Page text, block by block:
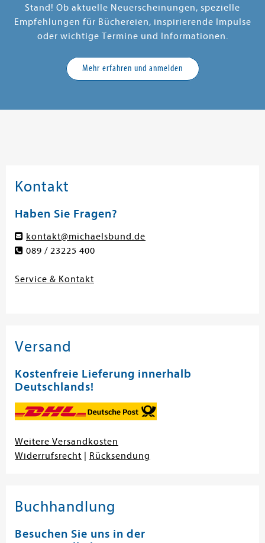
Stand! Ob aktuelle Neuerscheinungen, spezielle
Empfehlungen für Büchereien, inspirierende Impulse
oder wichtige Termine und Informationen.
Mehr erfahren und anmelden
Kontakt
Haben Sie Fragen?
kontakt@michaelsbund.de
089 / 23225 400
Service & Kontakt
Versand
Kostenfreie Lieferung innerhalb
Deutschlands!
Weitere Versandkosten
Widerrufsrecht
Rücksendung
Buchhandlung
Besuchen Sie uns in der